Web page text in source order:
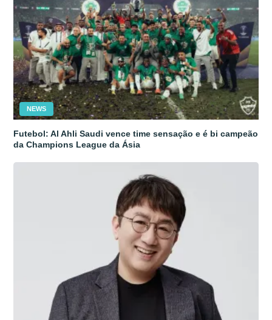
NEWS
Futebol: Al Ahli Saudi vence time sensação e é bi campeão
da Champions League da Ásia